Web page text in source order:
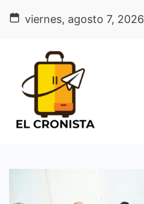
viernes, agosto 7, 2026